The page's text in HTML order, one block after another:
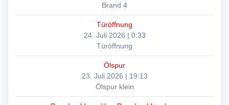
Brand 4
Türöffnung
24. Juli 2026 | 0:33
Türöffnung
Ölspur
23. Juli 2026 | 19:13
Ölspur klein